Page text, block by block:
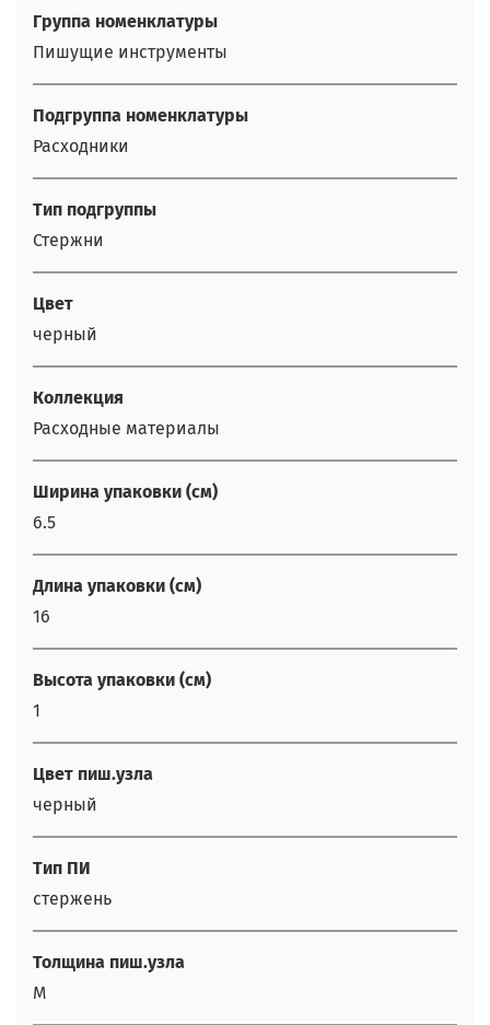
Группа номенклатуры
Пишущие инструменты
Подгруппа номенклатуры
Расходники
Тип подгруппы
Стержни
Цвет
черный
Коллекция
Расходные материалы
Ширина упаковки (см)
6.5
Длина упаковки (см)
16
Высота упаковки (см)
1
Цвет пиш.узла
черный
Тип ПИ
стержень
Толщина пиш.узла
M